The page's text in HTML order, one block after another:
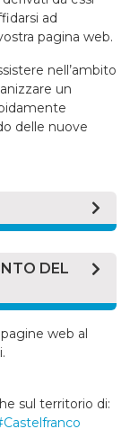
ad
pagina web.
nell’ambito
un
delle nuove
UE
dei dati
parte di
forniscono
dati, ne
delGDPR
alle aziende
DEL
molti
non è
delle
GDPR):
web al
sul territorio di: